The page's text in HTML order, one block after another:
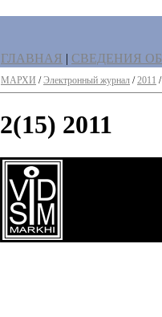
ГЛАВНАЯ | СВЕДЕНИЯ
МАРХИ /Электронный журнал /2011
2(15) 2011